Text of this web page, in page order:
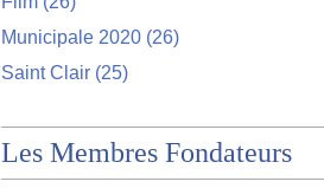
Municipale 2020 (26)
Saint Clair (25)
Les Membres Fondateurs